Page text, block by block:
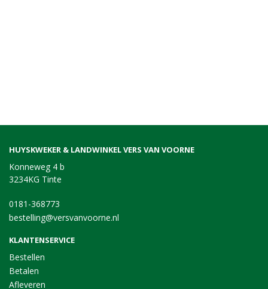
HUYSKWEKER & LANDWINKEL VERS VAN VOORNE
Konneweg 4 b
3234KG Tinte
0181-368773
bestelling@versvanvoorne.nl
KLANTENSERVICE
Bestellen
Betalen
Afleveren